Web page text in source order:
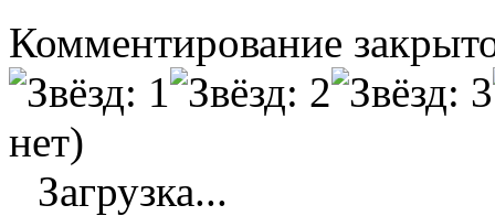
Комментирование
нет)
Загрузка...